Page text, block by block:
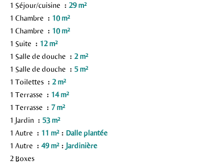
1 Séjour/cuisine
29 m²
1 Chambre
10 m²
1 Chambre
10 m²
1 Suite
12 m²
1 Salle de douche
2 m²
1 Salle de douche
5 m²
1 Toilettes
2 m²
1 Terrasse
14 m²
1 Terrasse
7 m²
1 Jardin
53 m²
1 Autre
11 m²
Dalle plantée
1 Autre
49 m²
Jardinière
2 Boxes